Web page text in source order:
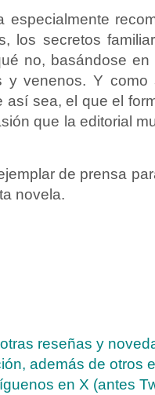
especialmente
los secretos
no, basándose en
y venenos. Y como
sea, el que el
que la editorial
de prensa
novela.
reseñas y
además de otros
en X (antes